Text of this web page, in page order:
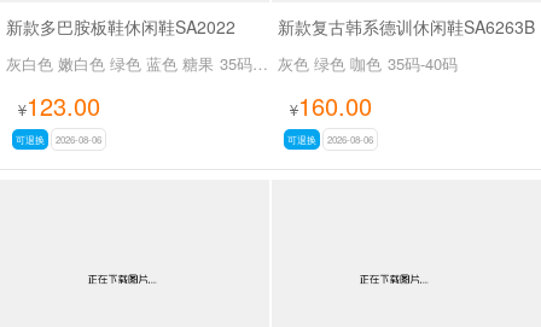
新款多巴胺板鞋休闲鞋SA2022
灰白色 嫩白色 绿色 蓝色 糖果 35码-39码
¥123.00
可退换 2026-08-06
新款复古韩系德训休闲鞋SA6263B
灰色 绿色 咖色 35码-40码
¥160.00
可退换 2026-08-06